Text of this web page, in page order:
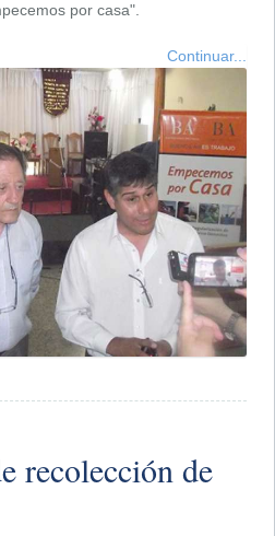
por casa".
Continuar...
recolección de